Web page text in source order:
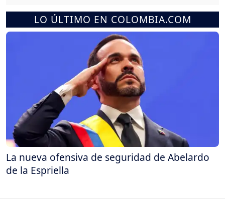
LO ÚLTIMO EN COLOMBIA.COM
La nueva ofensiva de seguridad de Abelardo
de la Espriella